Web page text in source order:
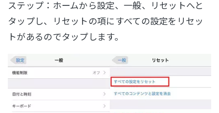
ステップ：ホームから設定、一般、リセットへと
タップし、リセットの項にすべての設定をリセッ
トがあるのでタップします。